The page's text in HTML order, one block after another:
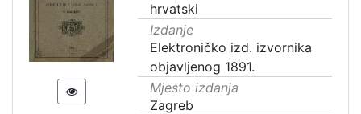
hrvatski
Izdanje
Elektroničko izd. izvornika
objavljenog 1891.
Mjesto izdanja
Zagreb